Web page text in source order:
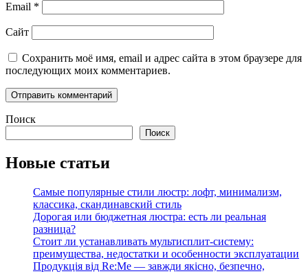
Email *
Сайт
Сохранить моё имя, email и адрес сайта в этом браузере для
последующих моих комментариев.
Поиск
Поиск
Новые статьи
Самые популярные стили люстр: лофт, минимализм,
классика, скандинавский стиль
Дорогая или бюджетная люстра: есть ли реальная
разница?
Стоит ли устанавливать мультисплит-систему:
преимущества, недостатки и особенности эксплуатации
Продукція від Re:Me — завжди якісно, безпечно,